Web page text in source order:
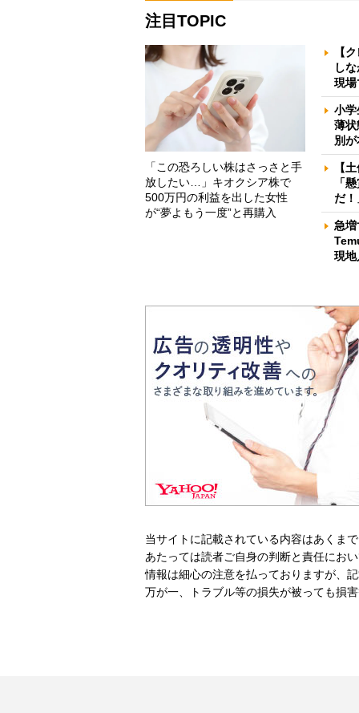
注目TOPIC
「この恐ろしい株はさっさと手
放したい…」キオクシア株で
500万円の利益を出した女性
が“夢よもう一度”と再購入
【
し
現場
小
薄
別
【
「
だ
急
現地
当サイトに記載されている内容はあくま
あたっては読者ご自身の判断と責任にお
情報は細心の注意を払っておりますが、
万が一、トラブル等の損失が被っても損